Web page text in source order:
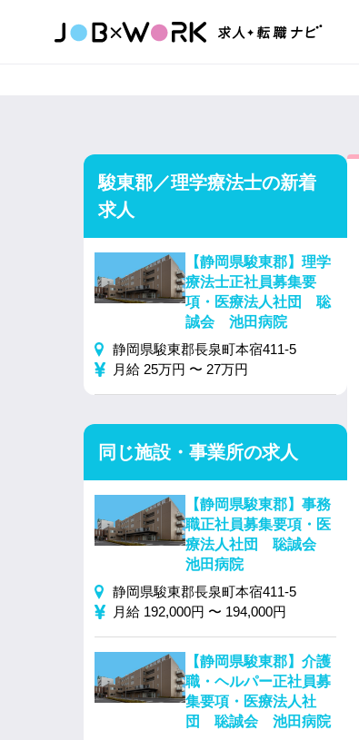
駿東郡／理学療法士の新着
求人
【静岡県駿東郡】理学
療法士正社員募集要
項・医療法人社団 聡
誠会 池田病院
静岡県駿東郡長泉町本宿411-5
月給 25万円 〜 27万円
同じ施設・事業所の求人
【静岡県駿東郡】事務
職正社員募集要項・医
療法人社団 聡誠会
池田病院
静岡県駿東郡長泉町本宿411-5
月給 192,000円 〜 194,000円
【静岡県駿東郡】介護
職・ヘルパー正社員募
集要項・医療法人社
団 聡誠会 池田病院